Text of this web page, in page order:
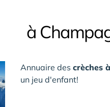
à
Annuaire des crèches
un jeu d'enfant!